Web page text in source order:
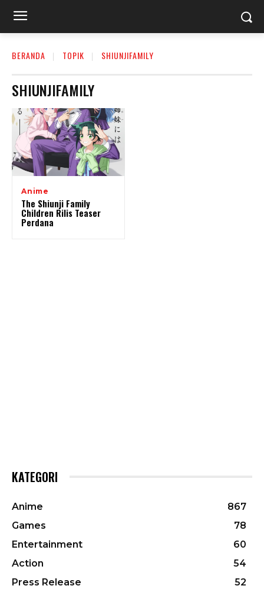
BERANDA TOPIK SHIUNJIFAMILY
SHIUNJIFAMILY
Anime
The Shiunji Family
Children Rilis Teaser
Perdana
KATEGORI
Anime
867
Games
78
Entertainment
60
Action
54
Press Release
52